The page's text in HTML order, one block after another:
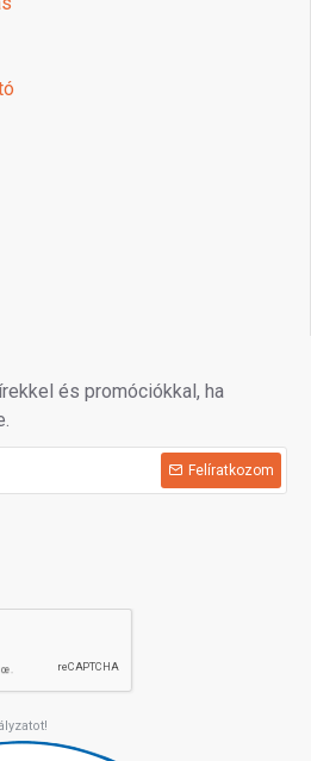
és promóciókkal, ha
Felíratkozom